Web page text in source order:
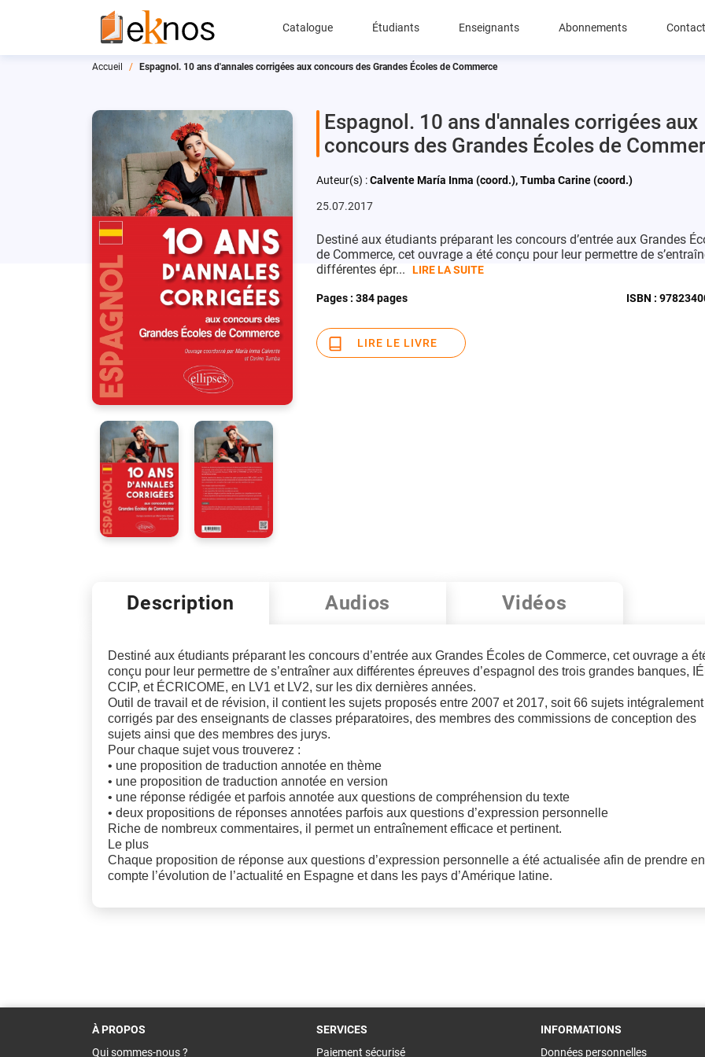
Catalogue Étudiants Enseignants Abonnements Contact
Accueil Espagnol. 10 ans d'annales corrigées aux concours des Grandes Écoles de Commerce
Espagnol. 10 ans d'annales corrigées aux
concours des Grandes Écoles de
Auteur(s) :Calvente María Inma (coord.), Tumba Carine (coord.)
25.07.2017
Destiné aux étudiants préparant les concours d’entrée aux Grandes
de Commerce, cet ouvrage a été conçu pour leur permettre de
différentes épr...
LIRE LA SUITE
Pages : 384 pages ISBN :
LIRE LE LIVRE
Vidéos
Audios
Description
Destiné aux étudiants préparant les concours d’entrée aux Grandes Écoles de Commerce, cet ouvrage a
conçu pour leur permettre de s’entraîner aux différentes épreuves d’espagnol des trois grandes banques,
CCIP, et ÉCRICOME, en LV1 et LV2, sur les dix dernières années.
Outil de travail et de révision, il contient les sujets proposés entre 2007 et 2017, soit 66 sujets intégralement
corrigés par des enseignants de classes préparatoires, des membres des commissions de conception des
sujets ainsi que des membres des jurys.
Pour chaque sujet vous trouverez :
• une proposition de traduction annotée en thème
• une proposition de traduction annotée en version
• une réponse rédigée et parfois annotée aux questions de compréhension du texte
• deux propositions de réponses annotées parfois aux questions d’expression personnelle
Riche de nombreux commentaires, il permet un entraînement efficace et pertinent.
Le plus
Chaque proposition de réponse aux questions d’expression personnelle a été actualisée afin de prendre en
compte l’évolution de l’actualité en Espagne et dans les pays d’Amérique latine.
À PROPOS
Qui sommes-nous ?
SERVICES
Paiement sécurisé
INFORMATIONS
Données personnelles